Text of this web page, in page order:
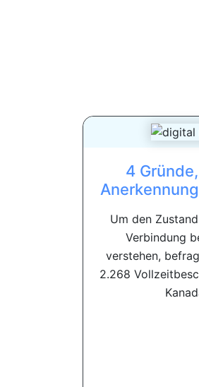
4
Um den
Verbindung
verstehen,
2.268